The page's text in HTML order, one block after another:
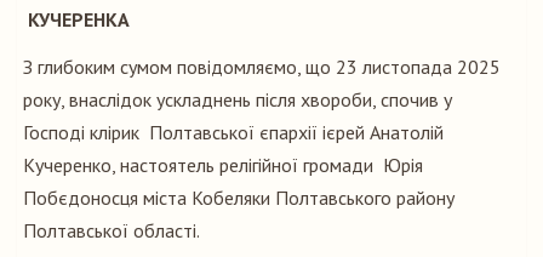
КУЧЕРЕНКА
З глибоким сумом повідомляємо, що 23 листопада 2025
року, внаслідок ускладнень після хвороби, спочив у
Господі клірик Полтавської єпархії ієрей Анатолій
Кучеренко, настоятель релігійної громади Юрія
Побєдоносця міста Кобеляки Полтавського району
Полтавської області.